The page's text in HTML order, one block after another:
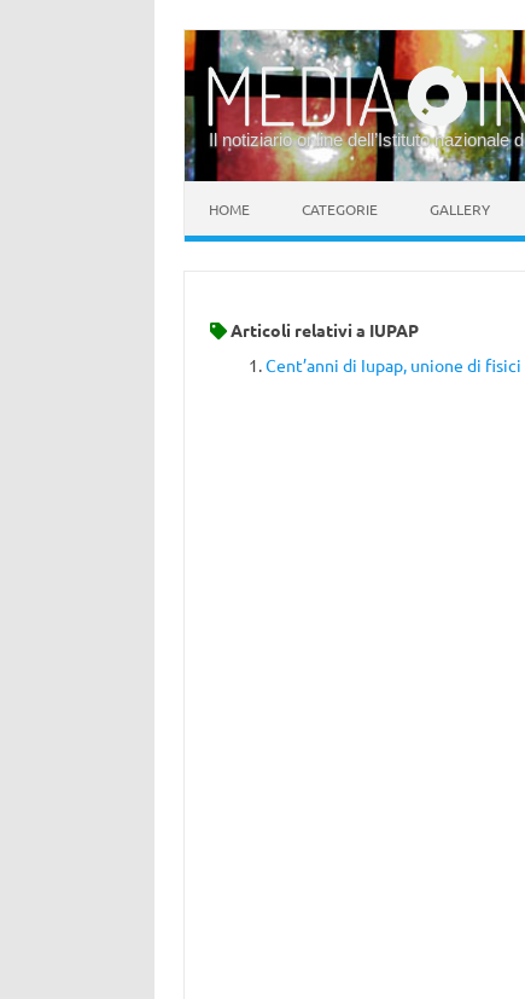
Il notiziario online dell’Istituto nazionale
HOME CATEGORIE GALLERY
Articoli relativi a IUPAP
Cent’anni di Iupap, unione di